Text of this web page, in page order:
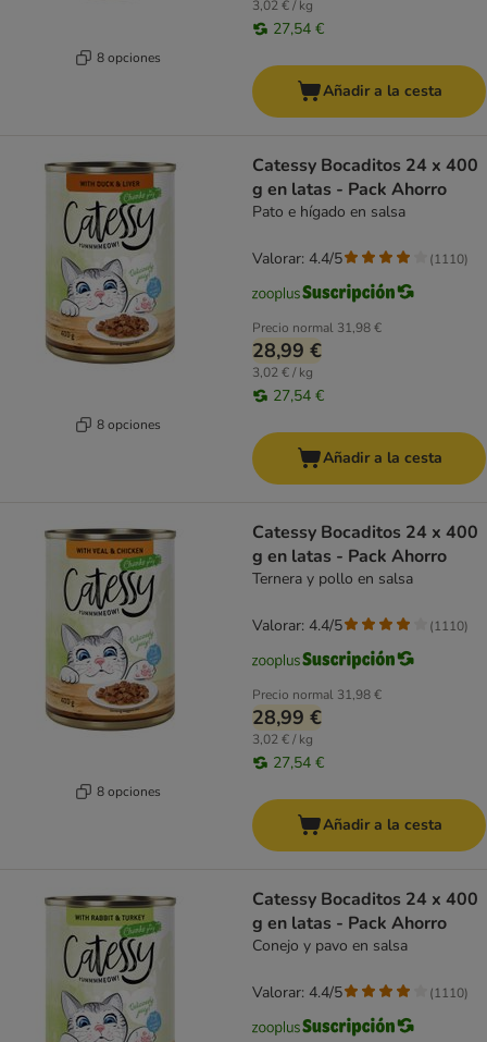
8 opciones
3,02 € / kg
27,54 €
Añadir a la cesta
8 opciones
Catessy Bocaditos 24 x 400
g en latas - Pack Ahorro
Pato e hígado en salsa
Precio normal 31,98 €
28,99 €
3,02 € / kg
27,54 €
Valorar: 4.4/5 (1110)
Añadir a la cesta
8 opciones
Catessy Bocaditos 24 x 400
g en latas - Pack Ahorro
Ternera y pollo en salsa
Precio normal 31,98 €
28,99 €
3,02 € / kg
27,54 €
Valorar: 4.4/5 (1110)
Añadir a la cesta
Catessy Bocaditos 24 x 400
g en latas - Pack Ahorro
Conejo y pavo en salsa
Valorar: 4.4/5 (1110)